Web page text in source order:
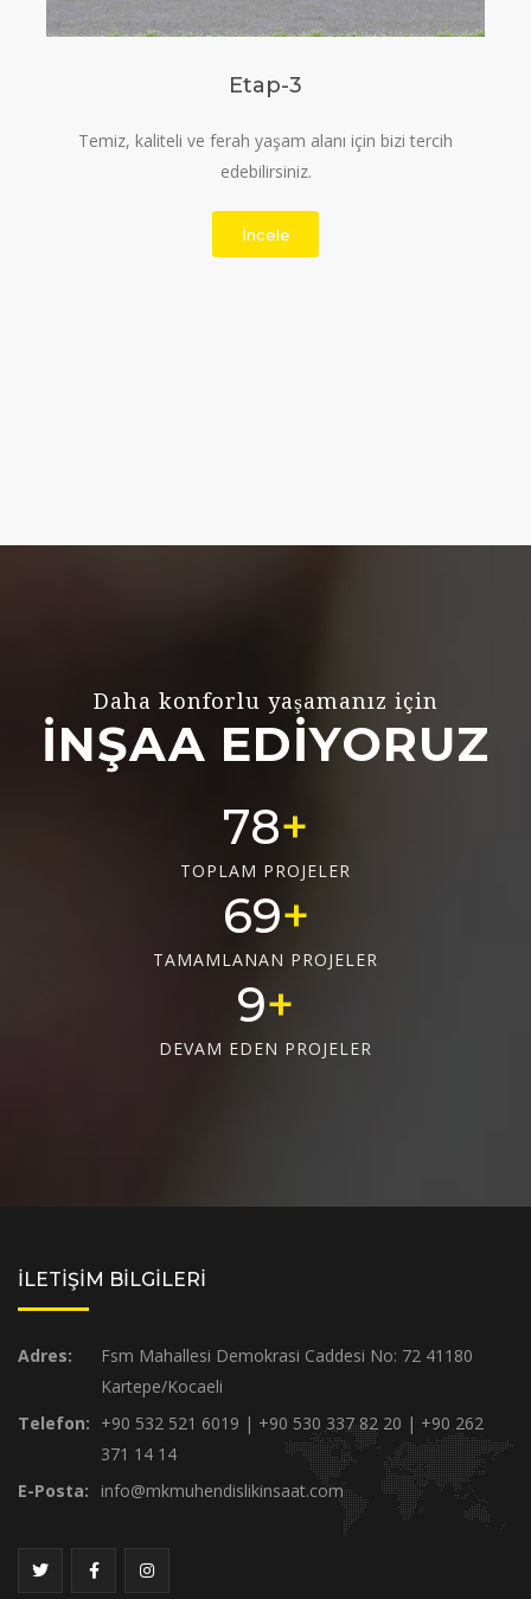
Etap-3
Temiz, kaliteli ve ferah yaşam alanı için bizi tercih
edebilirsiniz.
İncele
Daha konforlu yaşamanız için
İNŞAA EDİYORUZ
78
TOPLAM PROJELER
69
TAMAMLANAN PROJELER
9
DEVAM EDEN PROJELER
İLETİŞİM BİLGİLERİ
Adres:
Fsm Mahallesi Demokrasi Caddesi No: 72 41180
Kartepe/Kocaeli
Telefon: +90 532 521 6019 | +90 530 337 82 20 | +90 262
371 14 14
E-Posta:
info@mkmuhendislikinsaat.com